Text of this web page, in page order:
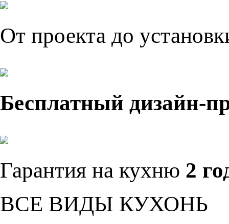
От проекта до
Бесплатный дизайн-
Гарантия на кухню 2
ВСЕ ВИДЫ КУХОНЬ